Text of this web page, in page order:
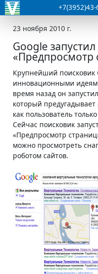
+7(3952)43-
23 ноября 2010 г.
Google
«Предпросмотр
Крупнейший поисковик
инновационными
время назад он
который
как пользователь
Сейчас поисковик
«Предпросмотр
можно просмотреть
роботом сайтов.